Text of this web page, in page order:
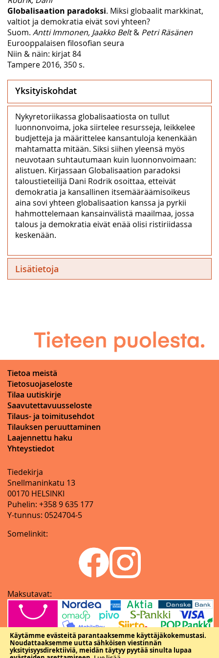
Käytämme evästeitä parantaaksemme käyttäjäkokemustasi.
Noudattaaksemme uutta sähköisen viestinnän
yksityisyysdirektiiviä, meidän täytyy pyytää sinulta lupaa
Globalisaation paradoksi. Miksi globaalit markkinat,
valtiot ja demokratia eivät sovi yhteen?
Suom. Antti Immonen, Jaakko Belt& Petri Räsänen
Eurooppalaisen filosofian seura
Niin & näin: kirjat 84
Tampere 2016, 350 s.
Yksityiskohdat
Nykyretoriikassa globalisaatiosta on tullut
luonnonvoima, joka siirtelee resursseja, leikkelee
budjetteja ja määrittelee kansantuloja kenenkään
mahtamatta mitään. Siksi siihen yleensä myös
neuvotaan suhtautumaan kuin luonnonvoimaan:
alistuen. Kirjassaan Globalisaation paradoksi
taloustieteilijä Dani Rodrik osoittaa, etteivät
demokratia ja kansallinen itsemääräämisoikeus
aina sovi yhteen globalisaation kanssa ja pyrkii
hahmottelemaan kansainvälistä maailmaa, jossa
talous ja demokratia eivät enää olisi ristiriidassa
keskenään.
Lisätietoja
Tietoa meistä
Tietosuojaseloste
Tilaa uutiskirje
Saavutettavuusseloste
Tilaus- ja toimitusehdot
Tilauksen peruuttaminen
Laajennettu haku
Yhteystiedot
Tiedekirja
Snellmaninkatu 13
00170 HELSINKI
Puhelin: +358 9 635 177
Y-tunnus: 0524704-5
Somelinkit:
Maksutavat: